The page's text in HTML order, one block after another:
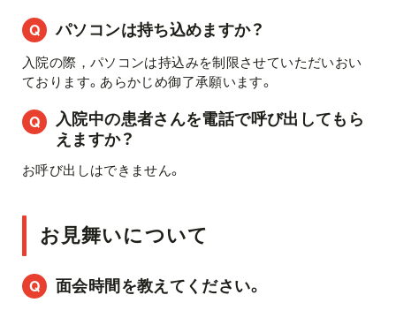
パソコンは持ち込めますか？
入院の際，パソコンは持込みを制限させていただいおい
ております。あらかじめ御了承願います。
入院中の患者さんを電話で呼び出してもら
えますか？
お呼び出しはできません。
お見舞いについて
面会時間を教えてください。